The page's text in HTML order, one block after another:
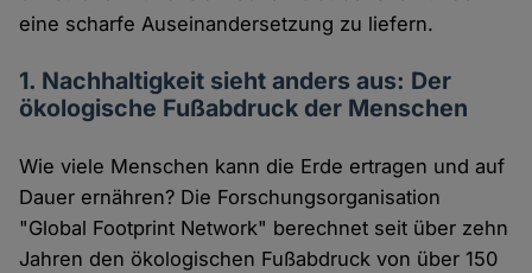
eine scharfe Auseinandersetzung zu liefern.
1. Nachhaltigkeit sieht anders aus: Der
ökologische Fußabdruck der Menschen
Wie viele Menschen kann die Erde ertragen und auf
Dauer ernähren? Die Forschungsorganisation
"Global Footprint Network" berechnet seit über zehn
Jahren den ökologischen Fußabdruck von über 150